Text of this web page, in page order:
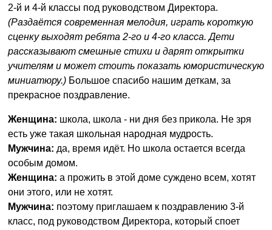
2-й и 4-й классы под руководством Директора.
(Раздаётся современная мелодия, играть короткую
сценку выходят ребята 2-го и 4-го класса. Дети
рассказывают смешные стихи и дарят открытки
учителям и может стоить показать юмористическую
миниатюру.) Большое спасибо нашим деткам, за
прекрасное поздравление.
Женщина: школа, школа - ни дня без прикола. Не зря
есть уже такая школьная народная мудрость.
Мужчина: да, время идёт. Но школа остается всегда
особым домом.
Женщина: а прожить в этой доме суждено всем, хотят
они этого, или не хотят.
Мужчина: поэтому приглашаем к поздравлению 3-й
класс, под руководством Директора, который споет